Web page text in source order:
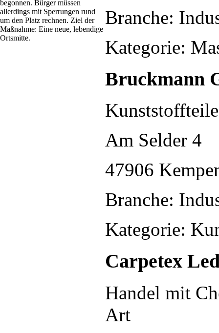
begonnen. Bürger müssen
allerdings mit Sperrungen rund
um den Platz rechnen. Ziel der
Maßnahme: Eine neue, lebendige
Ortsmitte.
Branche:
Kategorie:
Bruckmann
Kunststoffteile
Am Selder 4
47906
Branche:
Kategorie:
Carpetex
Handel mit
Art